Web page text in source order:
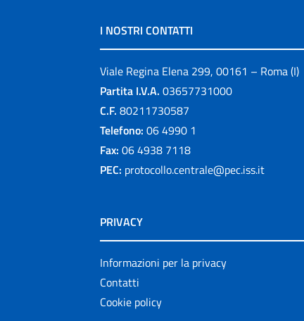
I NOSTRI CONTATTI
Viale Regina Elena 299, 00161 – Roma (I)
Partita I.V.A. 03657731000
C.F. 80211730587
Telefono: 06 4990 1
Fax: 06 4938 7118
PEC: protocollo.centrale@pec.iss.it
PRIVACY
Informazioni per la privacy
Contatti
Cookie policy